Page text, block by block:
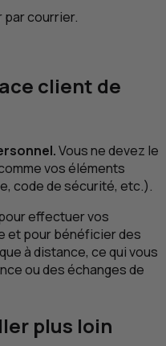
par courrier.
client de
Vous ne devez le
vos éléments
code de sécurité, etc.).
effectuer vos
et pour bénéficier des
à distance, ce qui vous
ou des échanges de
plus loin